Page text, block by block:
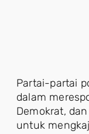
Partai-partai
dalam
Demokrat,
untuk